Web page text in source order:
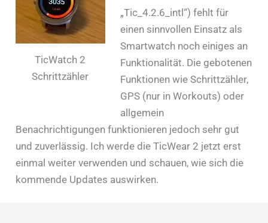
TicWatch 2
Schrittzähler
„Tic_4.2.6_intl“) fehlt für
einen sinnvollen Einsatz als
Smartwatch noch einiges an
Funktionalität. Die gebotenen
Funktionen wie Schrittzähler,
GPS (nur in Workouts) oder
allgemein
Benachrichtigungen funktionieren jedoch sehr gut
und zuverlässig. Ich werde die TicWear 2 jetzt erst
einmal weiter verwenden und schauen, wie sich die
kommende Updates auswirken.